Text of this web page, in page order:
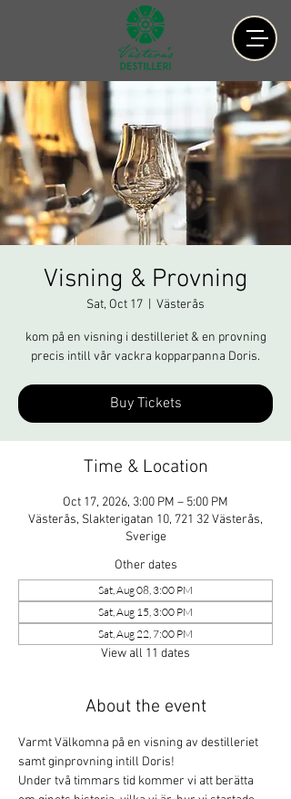
Visning & Provning
Sat, Oct 17 Västerås
kom på en visning i destilleriet & en provning
precis intill vår vackra kopparpanna Doris.
Buy Tickets
Time & Location
Oct 17, 2026, 3:00 PM – 5:00 PM
Västerås, Slakterigatan 10, 721 32 Västerås,
Sverige
Other dates
Sat, Aug 08, 3:00 PM
Sat, Aug 15, 3:00 PM
Sat, Aug 22, 7:00 PM
View all 11 dates
About the event
Varmt Välkomna på en visning av destilleriet
samt ginprovning intill Doris!
Under två timmars tid kommer vi att berätta